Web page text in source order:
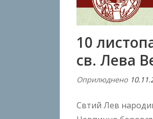
10
св. Лева
Оприлюднено
Свтий Лев